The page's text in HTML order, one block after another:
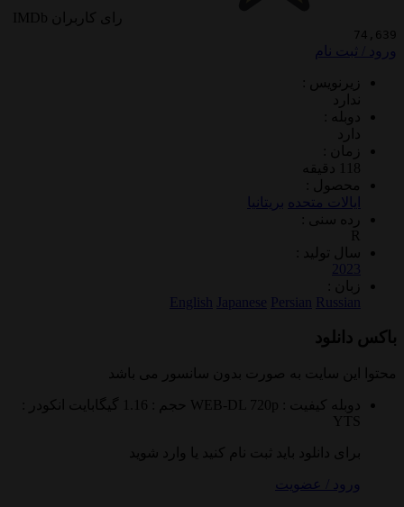
نام
:
:
متحده بریتانیا
سنی :
:
English Japanese Persian
سایت به صورت بدون سانسور می باشد
کیفیت : WEB-DL 720p حجم : 1.16 گیگابایت
انکودر :
دانلود باید ثبت نام کنید یا وارد شوید
/ عضویت